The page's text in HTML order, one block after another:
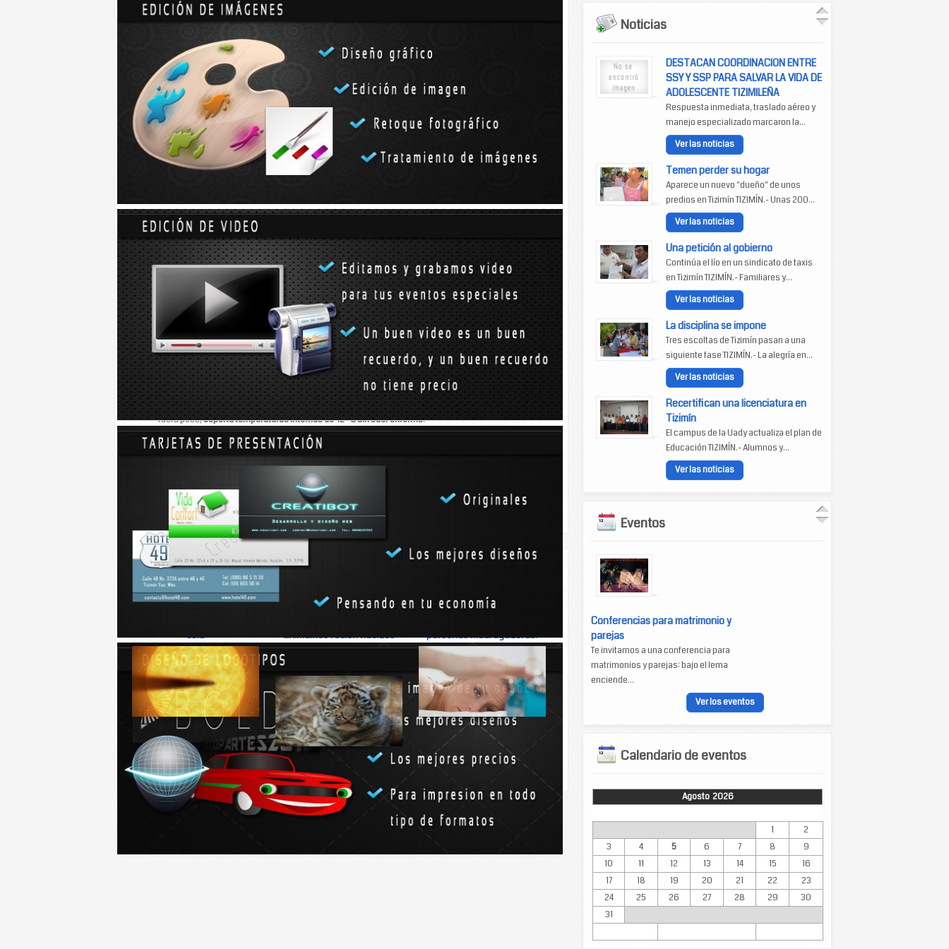
… cuando hay pueden beber mas de 106 litros en una sentada?
Sí, los camellosson animales que no dejan de sorprendernos por su forma de sobrevivir. Pueden mantenerse
con muy poca agua, puede encontrar comida donde otros animales no lo hacen, soporta el calor y el frío
extremos de los desiertos y, además, ha aprendido a vivir entre seres humanos. Son animales asombrosos.
¿Por que los camellos pueden aguantar tanto tiempo sin beber agua?
En gran medida d ependerá la cantidad de comida a la que tiene acceso, de la
temperatura
duranteel día y la noche, del viento y de si está descansando o trabajando. En el Sahara (el
Si la temperatura se encuentra entre los 30 ºC y los 35 ºC
Claro que, si esta sube, exige su ración de agua con más frecuencia. En Mauritania, donde las
temperaturas alcanzan 48 ºC por el día y 30 ºC por la noche, los camellos beben cada 5 días,
aunque pueden estar hasta 10 sin una gota que echarse a la boca. Eso sí, cuando se ponen a
beber no hay quien les pare:
son capaces de soplarse 106 litros de una sentada y llegar a 170
–más de dos veces el volumen del depósito de gasolina de un coche normal– si se les
deja un día entero.
Además, aguantan muy bien la deshidratación.Si un ser humano pierde el 12% de su peso,
muere, pero un camellopuede perder el 40% de agua sin estar en peligro. Esto tiene que ver
con la forma de balón de rugby de sus células sanguíneas, que les permiten pasar unas junto a
otras sin entorpecerse, aunque el plasma se haya reducido debido a la deshidratación. Por si
fuera poco,soporta temperaturas internas de 42 ºC sin caer enfermo.
fuente:http://www.planetacurioso.com/2007/08/06/sabias-que-los-camellos-aguantan-
hasta-10-dias-sin-beber-agua-pero/
Talvez le interese...
cola
Científicos estadounidenses de
la NASA y el...
animalitos recién nacidos
aumenta tu productividad
Aunque parezca mentira, poner
en la mesa de la...
personas madrugadoras?
Las personas que se despiertan
de forma natural...
Noticias
DESTACAN COORDINACION ENTRE
SSY Y SSP PARA SALVAR LA VIDA DE
ADOLESCENTE TIZIMILEÑA
Respuesta inmediata, traslado aéreo y
manejo especializado marcaron la...
Ver las noticias
Temen perder su hogar
Aparece un nuevo "dueño" de unos
predios en Tizimín TIZIMÍN.- Unas 200...
Ver las noticias
Una petición al gobierno
Continúa el lío en un sindicato de taxis
en Tizimín TIZIMÍN.- Familiares y...
Ver las noticias
La disciplina se impone
Tres escoltas de Tizimín pasan a una
siguiente fase TIZIMÍN.- La alegría en...
Ver las noticias
Recertifican una licenciatura en
Tizimín
El campus de la Uady actualiza el plan de
Educación TIZIMÍN.- Alumnos y...
Ver las noticias
Eventos
Conferencias para matrimonio y
parejas
Te invitamos a una conferencia para
matrimonios y parejas: bajo el lema
enciende...
Ver los eventos
Calendario de eventos
Agosto 2026
1
2
3
4 5 6 7 8
9
10
11 12 13 14 15
16
17
18 19 20 21 22
23
24
25 26 27 28 29
30
31